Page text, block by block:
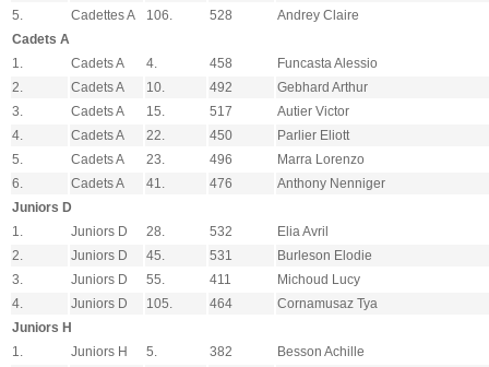
5.
Cadettes A 106. 528
Andrey Claire
Cadets A
1.
Cadets A 4. 458
Funcasta Alessio
2.
Cadets A 10. 492
Gebhard Arthur
3.
Cadets A 15. 517
Autier Victor
4.
Cadets A 22. 450
Parlier Eliott
5.
Cadets A 23. 496
Marra Lorenzo
6.
Cadets A 41. 476
Anthony Nenniger
Juniors D
1.
Juniors D 28. 532
Elia Avril
2.
Juniors D 45. 531
Burleson Elodie
3.
Juniors D 55. 411
Michoud Lucy
4.
Juniors D 105. 464
Cornamusaz Tya
Juniors H
1.
Juniors H 5. 382
Besson Achille